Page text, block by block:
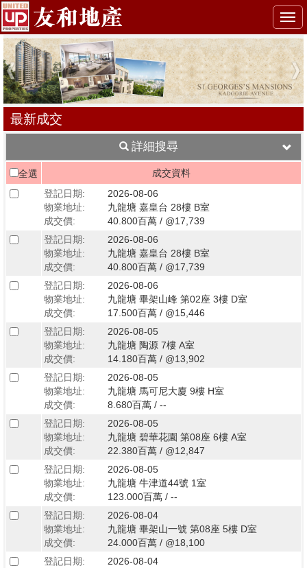
最新成交
詳細搜尋
全選
成交資料
登記日期:
2026-08-06
物業地址:
九龍塘 嘉皇台 28樓 B室
成交價:
40.800百萬 / @17,739
登記日期:
2026-08-06
物業地址:
九龍塘 嘉皇台 28樓 B室
成交價:
40.800百萬 / @17,739
登記日期:
2026-08-06
物業地址:
九龍塘 畢架山峰 第02座 3樓 D室
成交價:
17.500百萬 / @15,446
登記日期:
2026-08-05
物業地址:
九龍塘 陶源 7樓 A室
成交價:
14.180百萬 / @13,902
登記日期:
2026-08-05
物業地址:
九龍塘 馬可尼大廈 9樓 H室
成交價:
8.680百萬 / --
登記日期:
2026-08-05
物業地址:
九龍塘 碧華花園 第08座 6樓 A室
成交價:
22.380百萬 / @12,847
登記日期:
2026-08-05
物業地址:
九龍塘 牛津道44號 1室
成交價:
123.000百萬 / --
登記日期:
2026-08-04
物業地址:
九龍塘 畢架山一號 第08座 5樓 D室
成交價:
24.000百萬 / @18,100
登記日期:
2026-08-04